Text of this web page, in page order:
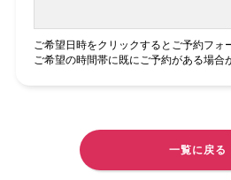
ご希望日時をクリックするとご予約フォ
ご希望の時間帯に既にご予約がある場合
一覧に戻る